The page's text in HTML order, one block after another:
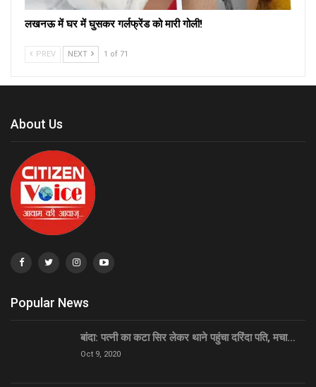
लखनऊ में घर में घुसकर गर्लफ्रेंड को मारी गोली!
PREV NEXT 1 of 71
About Us
Popular News
बांदा: पत्नी का कटा सिर लेकर थाने पहुंचा दरिंदा पति, मचा…
Oct 9, 2020